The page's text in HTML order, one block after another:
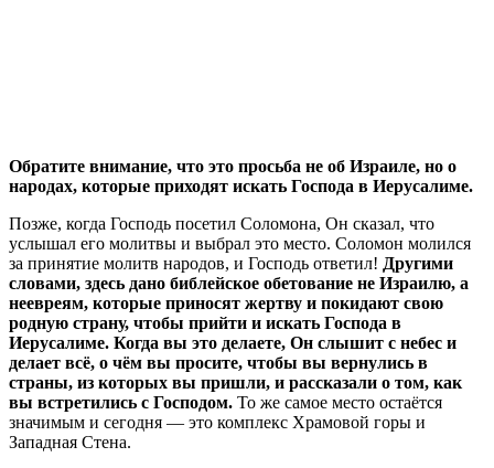
Обратите внимание, что это просьба не об Израиле, но о
народах, которые приходят искать Господа в Иерусалиме.
Позже, когда Господь посетил Соломона, Он сказал, что
услышал его молитвы и выбрал это место. Соломон молился
за принятие молитв народов, и Господь ответил! Другими
словами, здесь дано библейское обетование не Израилю, а
неевреям, которые приносят жертву и покидают свою
родную страну, чтобы прийти и искать Господа в
Иерусалиме. Когда вы это делаете, Он слышит с небес и
делает всё, о чём вы просите, чтобы вы вернулись в
страны, из которых вы пришли, и рассказали о том, как
вы встретились с Господом. То же самое место остаётся
значимым и сегодня — это комплекс Храмовой горы и
Западная Стена.